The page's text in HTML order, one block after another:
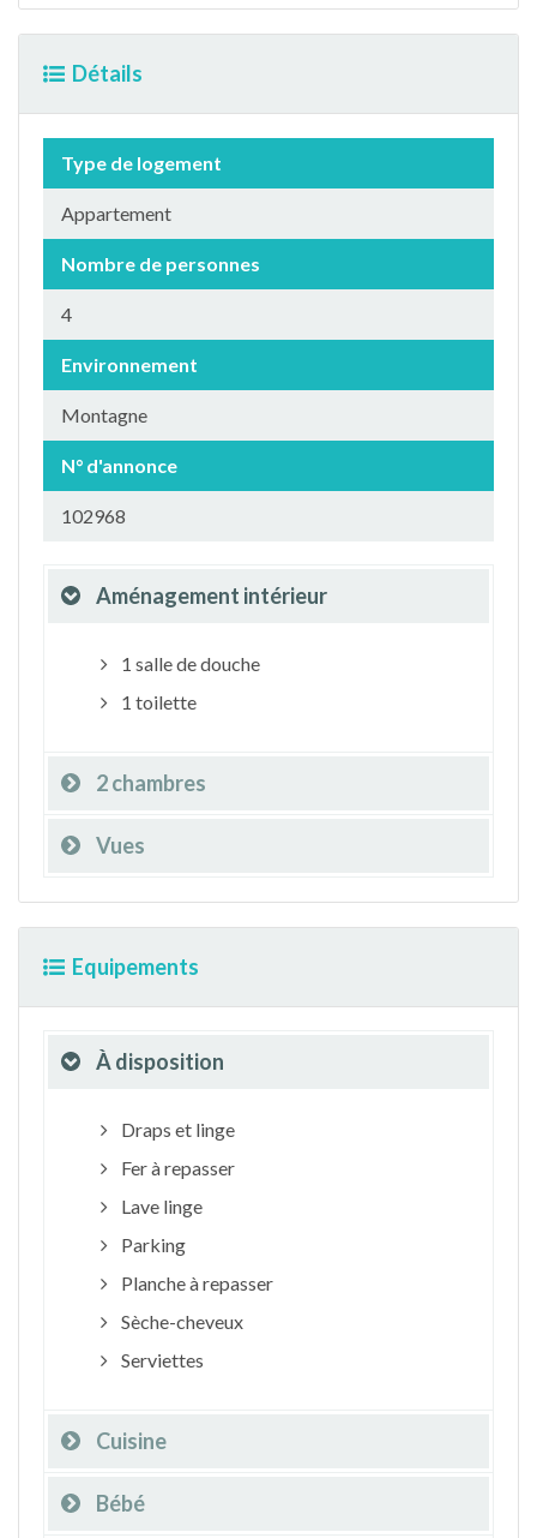
Détails
Type de logement
Appartement
Nombre de personnes
4
Environnement
Montagne
N° d'annonce
102968
Aménagement intérieur
1 salle de douche
1 toilette
2 chambres
Vues
Equipements
À disposition
Draps et linge
Fer à repasser
Lave linge
Parking
Planche à repasser
Sèche-cheveux
Serviettes
Cuisine
Bébé